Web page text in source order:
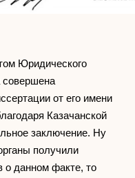
Юридического
от его имени
Казачанской
заключение. Ну
получили
о данном факте, то